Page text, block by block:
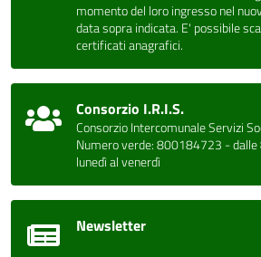
momento del loro ingresso nel
data sopra indicata. E' possibile
certificati anagrafici.
Consorzio I.R.I.S.
Consorzio Intercomunale Servizi
Numero verde: 800184723 -
lunedì al venerdì
Newsletter